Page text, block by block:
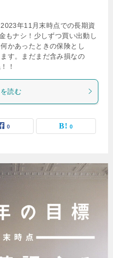
年11月末時点での長期資
もナシ！少しずつ買い出動し
かあったときの保険とし
す。まだまだ含み損なの
！
読む
0 0